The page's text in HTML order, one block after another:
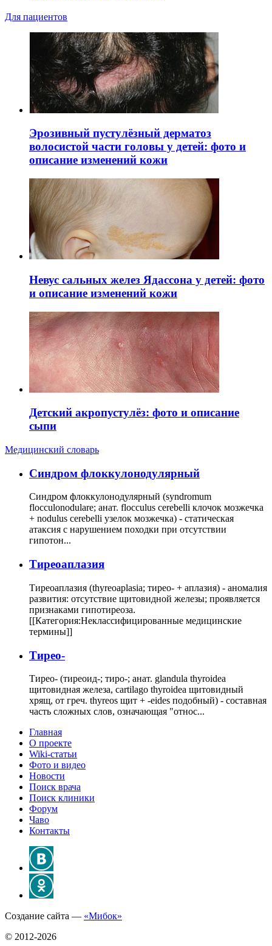
Для пациентов
Эрозивный пустулёзный дерматоз
волосистой части головы у детей: фото и
описание изменений кожи
Невус сальных желез Ядассона у детей: фото
и описание изменений кожи
Детский акропустулёз: фото и описание
сыпи
Медицинский словарь
Cиндром флоккулонодулярный
Синдром флоккулонодулярный (syndromum
flocculonodulare; анат. flocculus cerebelli клочок мозжечка
+ nodulus cerebelli узелок мозжечка) - статическая
атаксия с нарушением походки при отсутствии
гипотон...
Тиреоаплазия
Тиреоаплазия (thyreoaplasia; тирео- + аплазия) - аномалия
развития: отсутствие щитовидной железы; проявляется
признаками гипотиреоза.
[[Категория:Неклассифицированные медицинские
термины]]
Тирео-
Тирео- (тиреоид-; тиро-; анат. glandula thyroidea
щитовидная железа, cartilago thyroidea щитовидный
хрящ, от греч. thyreos щит + -eides подобный) - составная
часть сложных слов, означающая "относ...
Главная
О проекте
Wiki-статьи
Фото и видео
Новости
Поиск врача
Поиск клиники
Форум
Чаво
Контакты
Создание сайта — «Мибок»
© 2012-2026